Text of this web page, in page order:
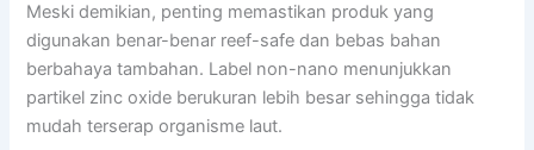
Meski demikian, penting memastikan produk yang
digunakan benar-benar reef-safe dan bebas bahan
berbahaya tambahan. Label non-nano menunjukkan
partikel zinc oxide berukuran lebih besar sehingga tidak
mudah terserap organisme laut.